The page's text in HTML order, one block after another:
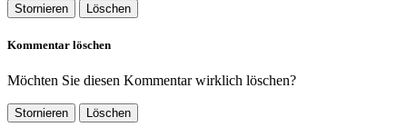
Stornieren Löschen
Kommentar löschen
Möchten Sie diesen Kommentar wirklich löschen?
Stornieren Löschen